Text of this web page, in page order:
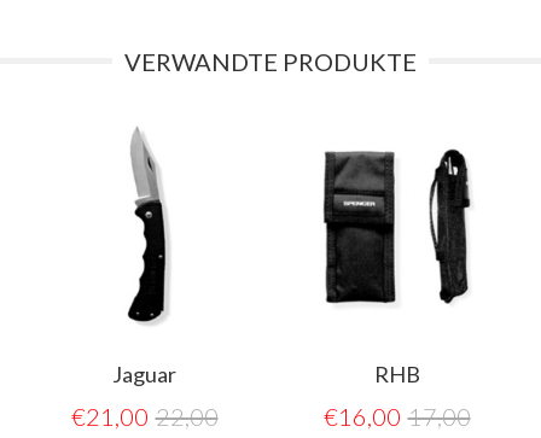
VERWANDTE PRODUKTE
Jaguar
€21,00 22,00
RHB
€16,00 17,00